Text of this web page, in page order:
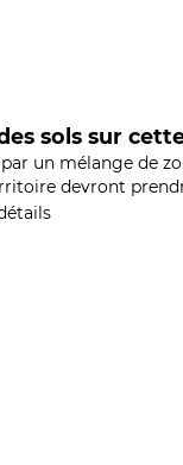
sols sur
un mélange de
devront